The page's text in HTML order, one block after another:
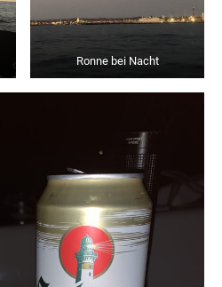
Ronne bei Nacht